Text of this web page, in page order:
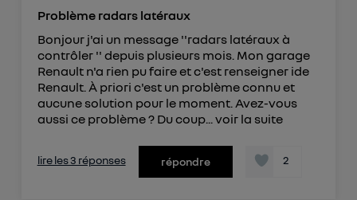
Problème radars latéraux
Bonjour j'ai un message ''radars latéraux à
contrôler '' depuis plusieurs mois. Mon garage
Renault n'a rien pu faire et c'est renseigner ide
Renault. À priori c'est un problème connu et
aucune solution pour le moment. Avez-vous
aussi ce problème ? Du coup...voir la suite
lire les 3 réponses répondre 2